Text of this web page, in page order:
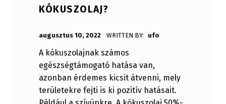
KÓKUSZOLAJ?
augusztus 10, 2022 WRITTEN BY: ufo
A kókuszolajnak számos
egészségtámogató hatása van,
azonban érdemes kicsit átvenni, mely
területekre fejti is ki pozitív hatásait.